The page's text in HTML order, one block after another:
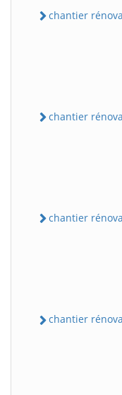
chantier
chantier
chantier
chantier